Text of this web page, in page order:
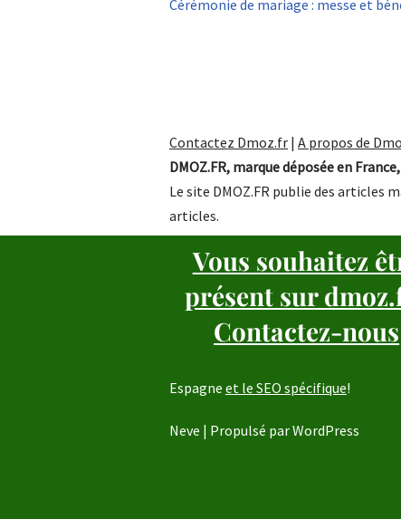
Cérémonie de mariage : messe et
Contactez Dmoz.fr | A propos de
DMOZ.FR, marque déposée en
Le site DMOZ.FR publie des articles
articles.
Vous souhaitez
présent sur
Contactez-nous
Espagne et le SEO spécifique!
Neve | Propulsé parWordPress